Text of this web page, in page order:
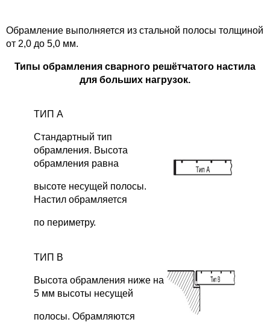
Обрамление выполняется из стальной полосы толщиной
от 2,0 до 5,0 мм.
Типы обрамления сварного решётчатого настила
для больших нагрузок.
ТИП А
Стандартный тип
обрамления. Высота
обрамления равна
высоте несущей полосы.
Настил обрамляется
по периметру.
ТИП В
Высота обрамления ниже на
5 мм высоты несущей
полосы. Обрамляются